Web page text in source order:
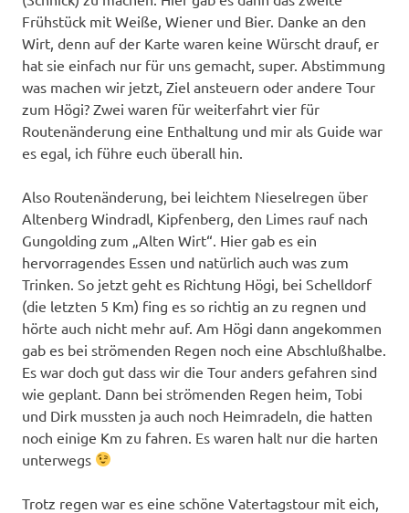
Frühstück mit Weiße, Wiener und Bier. Danke an den
Wirt, denn auf der Karte waren keine Würscht drauf, er
hat sie einfach nur für uns gemacht, super. Abstimmung
was machen wir jetzt, Ziel ansteuern oder andere Tour
zum Högi? Zwei waren für weiterfahrt vier für
Routenänderung eine Enthaltung und mir als Guide war
es egal, ich führe euch überall hin.
Also Routenänderung, bei leichtem Nieselregen über
Altenberg Windradl, Kipfenberg, den Limes rauf nach
Gungolding zum „Alten Wirt“. Hier gab es ein
hervorragendes Essen und natürlich auch was zum
Trinken. So jetzt geht es Richtung Högi, bei Schelldorf
(die letzten 5 Km) fing es so richtig an zu regnen und
hörte auch nicht mehr auf. Am Högi dann angekommen
gab es bei strömenden Regen noch eine Abschlußhalbe.
Es war doch gut dass wir die Tour anders gefahren sind
wie geplant. Dann bei strömenden Regen heim, Tobi
und Dirk mussten ja auch noch Heimradeln, die hatten
noch einige Km zu fahren. Es waren halt nur die harten
unterwegs
Trotz regen war es eine schöne Vatertagstour mit eich,